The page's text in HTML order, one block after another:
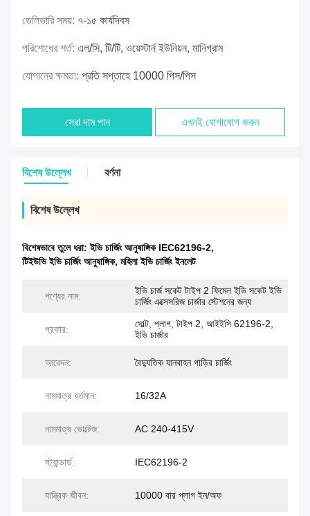
ডেলিভারি সময়: ৭-১৫ কার্যদিবস
পরিশোধের শর্ত: এল/সি, টি/টি, ওয়েস্টার্ন ইউনিয়ন, মানিগ্রাম
যোগানের ক্ষমতা: প্রতি সপ্তাহে 10000 পিস/পিস
সেরা দাম পান এখনই যোগাযোগ করুন
বিশেষ উল্লেখ বর্ণনা
বিশেষ উল্লেখ
বিশেষভাবে তুলে ধরা:ইভি চার্জিং আনুষাঙ্গিক IEC62196-2,
টিইউভি ইভি চার্জিং আনুষাঙ্গিক, মহিলা ইভি চার্জিং ইনলেট
পণ্যের নাম:
ইভি চার্জ সকেট টাইপ 2 ফিমেল ইভি সকেট ইভি
চার্জিং এক্সেসরিজ চার্জার স্টেশনের জন্য
প্রকার:
সোল্ট, প্লাগ, টাইপ 2, আইইসি 62196-2,
ইভি চার্জার
আবেদন: বৈদ্যুতিক যানবাহন গাড়ির চার্জিং
নামমাত্র বর্তমান: 16/32A
নামমাত্র ভোল্টেজ: AC 240-415V
স্ট্যান্ডার্ড: IEC62196-2
যান্ত্রিক জীবন: 10000 বার প্লাগ ইন/অফ